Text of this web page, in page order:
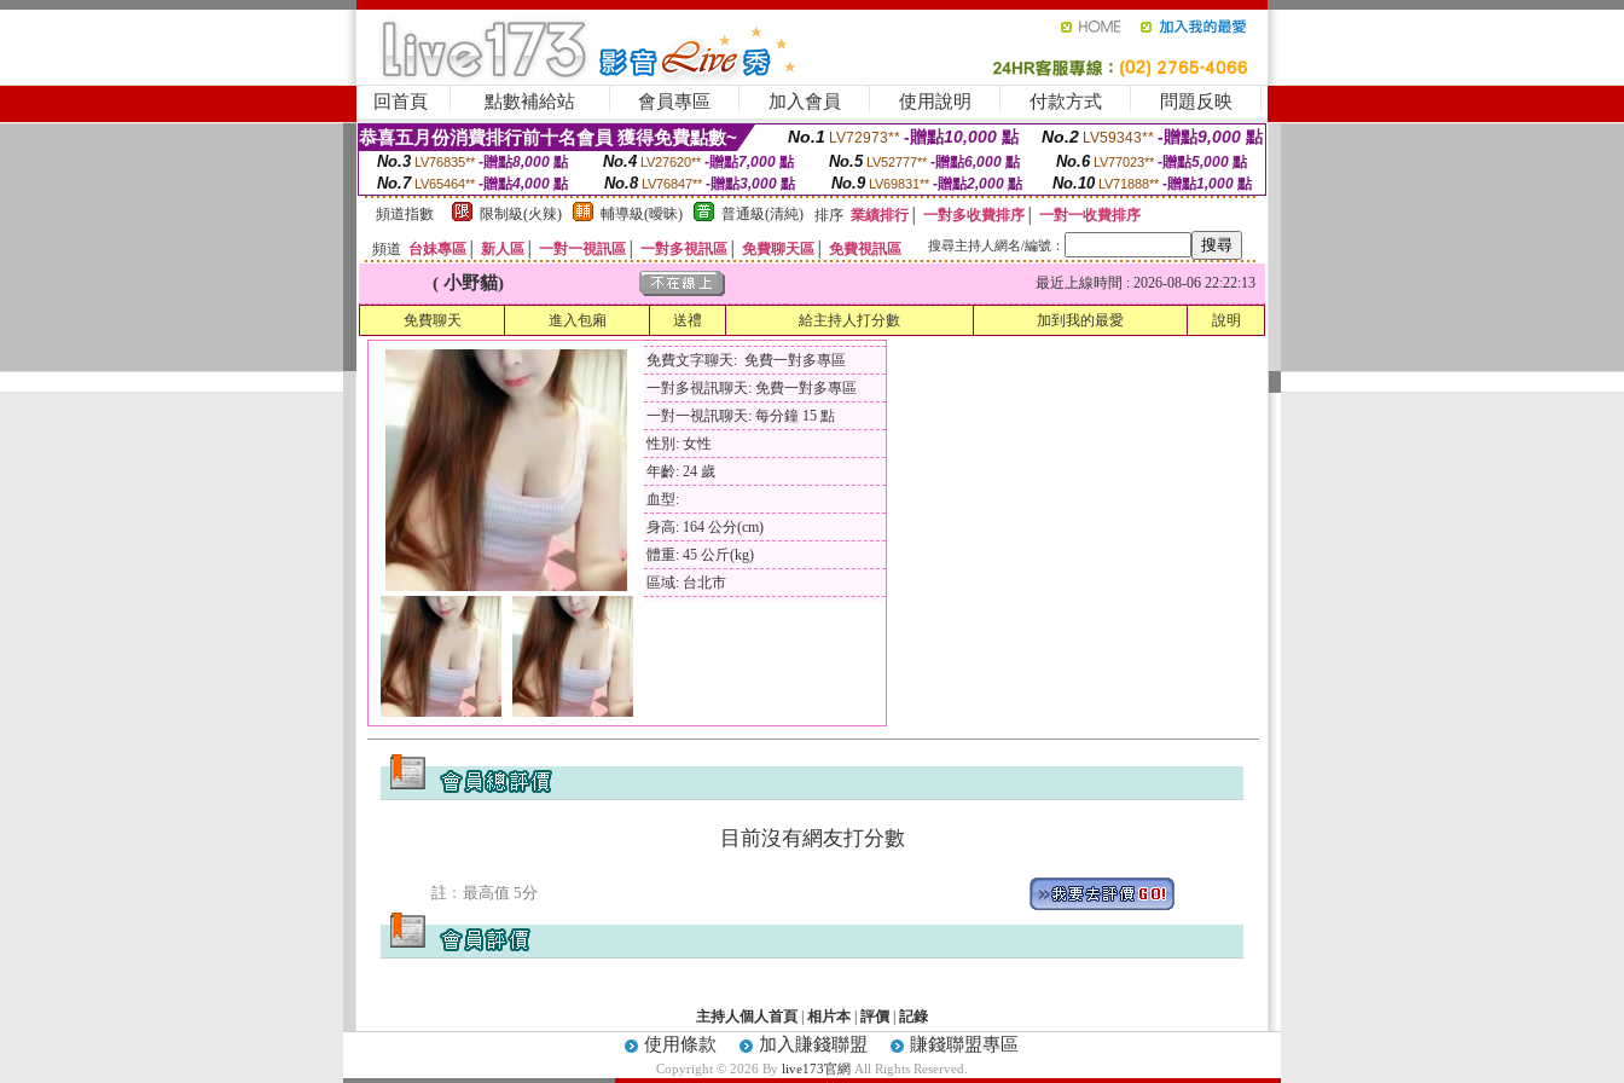
回首頁 點數補給站 會員專區 加入會員 使用說明 付款方式 問題反映
恭喜五月份消費排行前十名會員 獲得免費點數~ No.1 LV72973** -贈點10,000 點 No.2 LV59343** -贈點9,000 點
No.3 LV76835** -贈點8,000點 No.4 LV27620** -贈點7,000點 No.5 LV52777** -贈點6,000點 No.6 LV77023** -贈點5,000點
No.7 LV65464** -贈點4,000 點 No.8 LV76847** -贈點3,000 點 No.9 LV69831** -贈點2,000點 No.10 LV71888** -贈點1,000 點
頻道指數
限制級(火辣) 輔導級(曖昧) 普通級(清純) 排序 業績排行│ 一對多收費排序
一對一收費排序
頻道 台妹專區 新人區 一對一視訊區 一對多視訊區 免費聊天區 免費視訊區 搜尋主持人網名/編號：
( 小野貓) 最近上線時間 : 2026-08-06 22:22:13
免費聊天 進入包廂 送禮 給主持人打分數 加到我的最愛 說明
免費文字聊天: 免費一對多專區
一對多視訊聊天: 免費一對多專區
一對一視訊聊天: 每分鐘 15 點
性別: 女性
年齡: 24 歲
血型:
身高: 164 公分(cm)
體重: 45 公斤(kg)
區域: 台北市
目前沒有網友打分數
註﹕最高值 5分
主持人個人首頁 相片本 評價 記錄
使用條款 加入賺錢聯盟 賺錢聯盟專區
Copyright © 2026 By live173官網 All Rights Reserved.